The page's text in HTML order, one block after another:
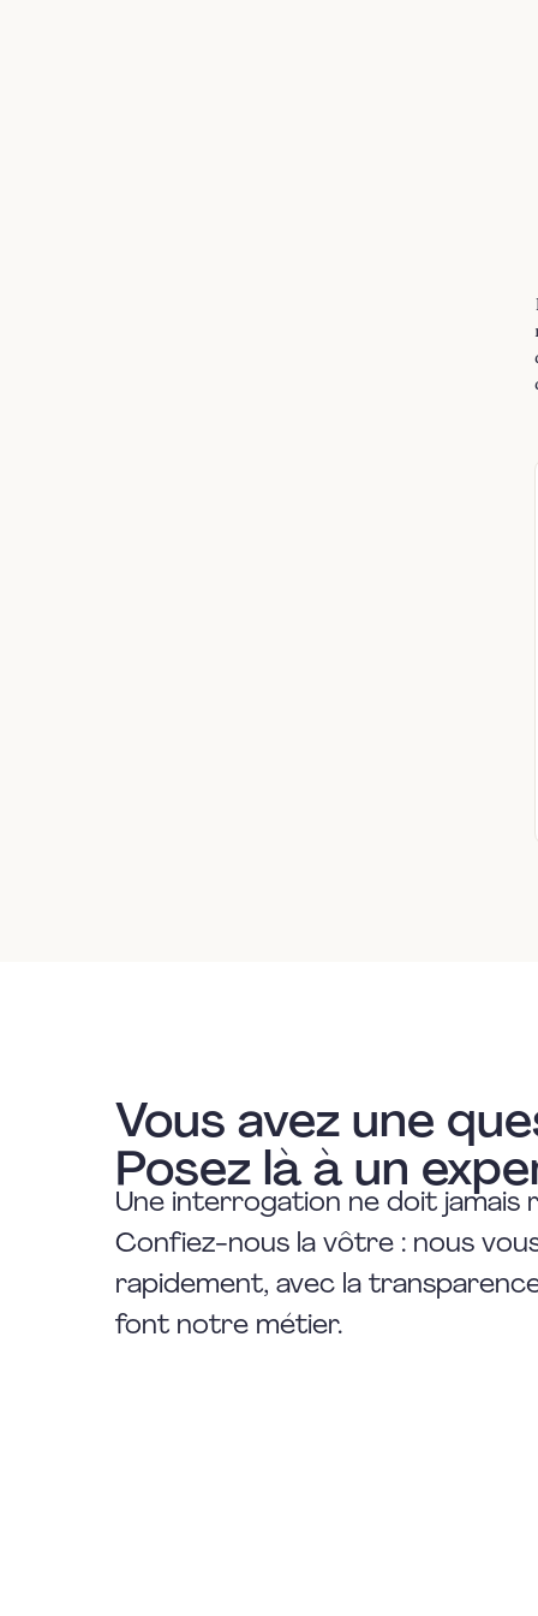
Vous avez une
Posez là à un
Une interrogation ne doit jamais
Confiez-nous la vôtre : nous
rapidement, avec la
font notre métier.